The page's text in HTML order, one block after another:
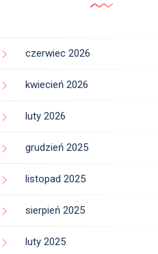
czerwiec 2026
kwiecień 2026
luty 2026
grudzień 2025
listopad 2025
sierpień 2025
luty 2025